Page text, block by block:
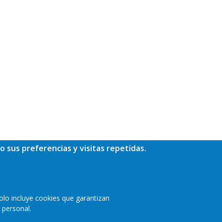
sus preferencias y visitas repetidas.
incluye cookies que garantizan